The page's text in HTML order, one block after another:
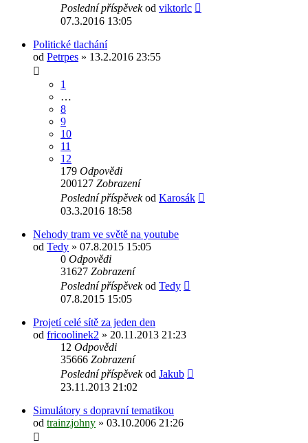
Poslední příspěvekod viktorlc
07.3.2016 13:05
Politické tlachání
od Petrpes » 13.2.2016 23:55
1
…
8
9
10
11
12
179 Odpovědi
200127 Zobrazení
Poslední příspěvekod Karosák
03.3.2016 18:58
Nehody tram ve světě na youtube
od Tedy » 07.8.2015 15:05
0 Odpovědi
31627 Zobrazení
Poslední příspěvekod Tedy
07.8.2015 15:05
Projetí celé sítě za jeden den
od fricoolinek2 » 20.11.2013 21:23
12 Odpovědi
35666 Zobrazení
Poslední příspěvekod Jakub
23.11.2013 21:02
Simulátory s dopravní tematikou
od trainzjohny » 03.10.2006 21:26